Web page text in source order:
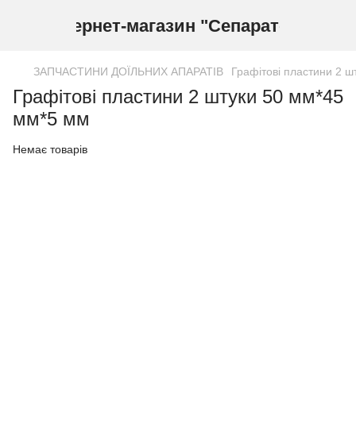
Інтернет-магазин "Сепаратор"
ЗАПЧАСТИНИ ДОЇЛЬНИХ АПАРАТІВ Графітові пластини 2
Графітові пластини 2 штуки 50 мм*45
мм*5 мм
Немає товарів